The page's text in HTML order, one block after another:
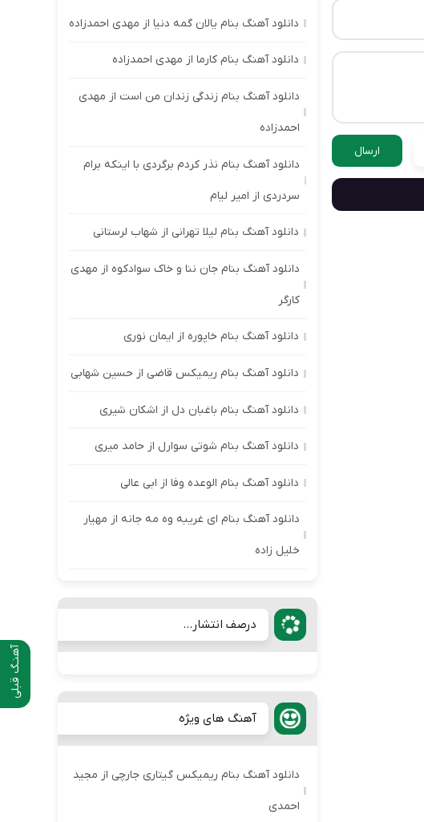
آهنـگ قبلی
ارسال
دانلود آهنگ بنام یالان گمه دنیا از مهدی احمدزاده
دانلود آهنگ بنام کارما از مهدی احمدزاده
دانلود آهنگ بنام زندگی زندان من است از مهدی
احمدزاده
دانلود آهنگ بنام نذر کردم برگردی با اینکه برام
سردردی از امیر لیام
دانلود آهنگ بنام لیلا تهرانی از شهاب لرستانی
دانلود آهنگ بنام جان ننا و خاک سوادکوه از مهدی
کارگر
دانلود آهنگ بنام خاپوره از ایمان نوری
دانلود آهنگ بنام ریمیکس قاضی از حسین شهابی
دانلود آهنگ بنام باغبان دل از اشکان شیری
دانلود آهنگ بنام شوتی سوارل از حامد میری
دانلود آهنگ بنام الوعده وفا از ابی عالی
دانلود آهنگ بنام ای غریبه وه مه جانه از مهیار
خلیل زاده
درصف انتشار...
آهنگ های ویژه
دانلود آهنگ بنام ریمیکس گیتاری جارچی از مجید
احمدی